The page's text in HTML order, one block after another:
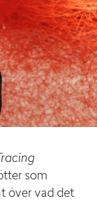
som
över vad det